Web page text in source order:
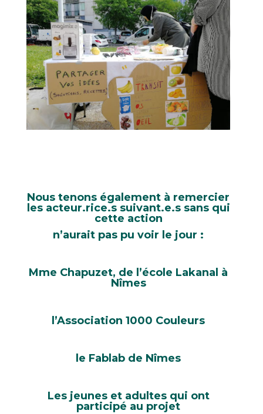
Nous tenons également à remercier
les acteur.rice.s suivant.e.s sans qui
cette action
n’aurait pas pu voir le jour :
Mme Chapuzet, de l’école Lakanal à
Nîmes
l’Association 1000 Couleurs
le Fablab de Nîmes
Les jeunes et adultes qui ont
participé au projet